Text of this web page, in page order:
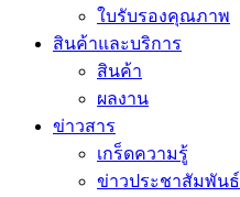
ใบรับรองคุณภาพ
สินค้าและบริการ
สินค้า
ผลงาน
ข่าวสาร
เกร็ดความรู้
ข่าวประชาสัมพันธ์